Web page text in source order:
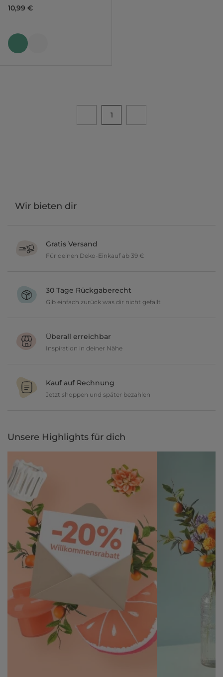
10,99 €
1
Wir bieten dir
Gratis Versand
Für deinen Deko-Einkauf ab 39 €
30 Tage Rückgaberecht
Gib einfach zurück was dir nicht gefällt
Überall erreichbar
Inspiration in deiner Nähe
und lasse dich inspirieren.
Kauf auf Rechnung
Jetzt shoppen und später bezahlen
Unsere Highlights für dich